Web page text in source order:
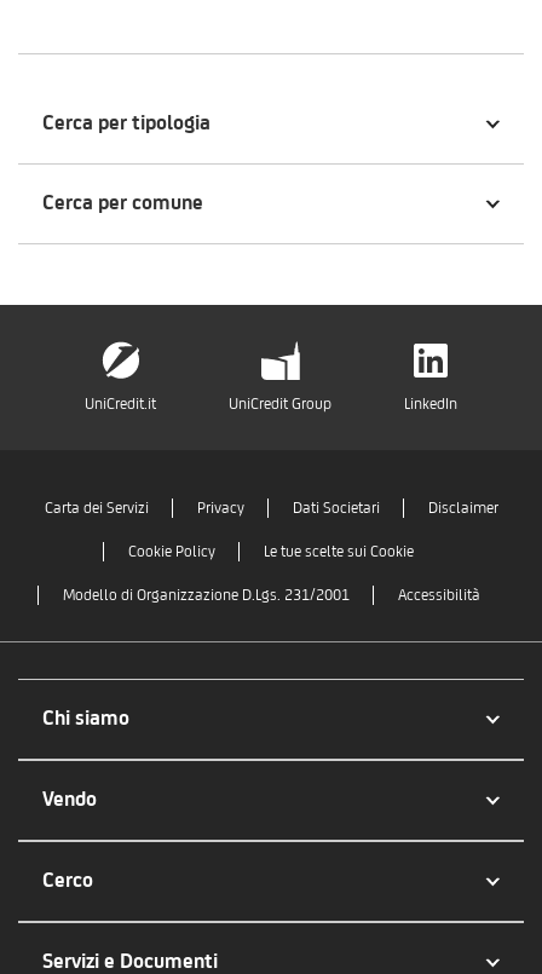
Cerca per tipologia
Cerca per comune
UniCredit.it UniCredit Group LinkedIn
Carta dei Servizi Privacy Dati Societari Disclaimer
Cookie Policy Le tue scelte sui Cookie
Modello di Organizzazione D.Lgs. 231/2001 Accessibilità
Chi siamo
Vendo
Cerco
Servizi e Documenti